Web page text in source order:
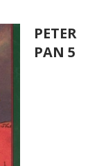
PETER
PAN 5